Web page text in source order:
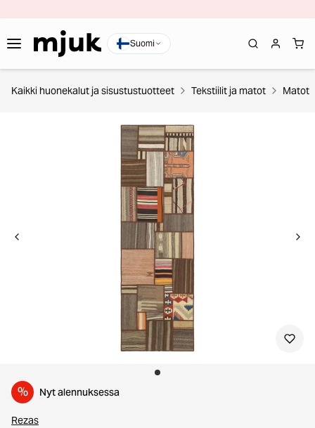
Suomi
Kaikki huonekalut ja sisustustuotteet Tekstiilit ja matot Matot
% Nyt alennuksessa
Rezas